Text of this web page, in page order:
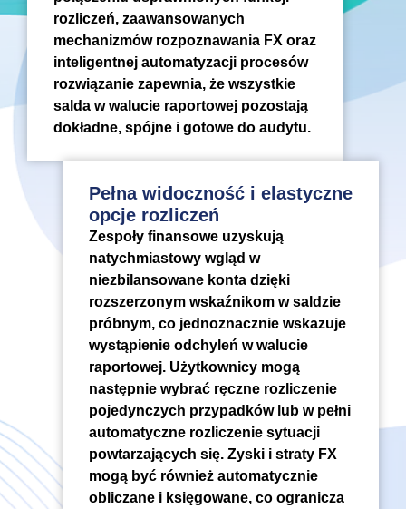
rozliczeń, zaawansowanych
mechanizmów rozpoznawania FX oraz
inteligentnej automatyzacji procesów
rozwiązanie zapewnia, że wszystkie
salda w walucie raportowej pozostają
dokładne, spójne i gotowe do audytu.
Pełna widoczność i elastyczne
opcje rozliczeń
Zespoły finansowe uzyskują
natychmiastowy wgląd w
niezbilansowane konta dzięki
rozszerzonym wskaźnikom w saldzie
próbnym, co jednoznacznie wskazuje
wystąpienie odchyleń w walucie
raportowej. Użytkownicy mogą
następnie wybrać ręczne rozliczenie
pojedynczych przypadków lub w pełni
automatyczne rozliczenie sytuacji
powtarzających się. Zyski i straty FX
mogą być również automatycznie
obliczane i księgowane, co ogranicza